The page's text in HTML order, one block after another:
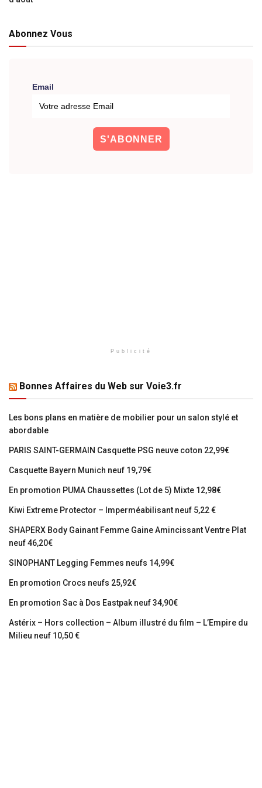
Abonnez Vous
Email
Publicité
Bonnes Affaires du Web sur Voie3.fr
Les bons plans en matière de mobilier pour un salon stylé et
abordable
PARIS SAINT-GERMAIN Casquette PSG neuve coton 22,99€
Casquette Bayern Munich neuf 19,79€
En promotion PUMA Chaussettes (Lot de 5) Mixte 12,98€
Kiwi Extreme Protector – Imperméabilisant neuf 5,22 €
SHAPERX Body Gainant Femme Gaine Amincissant Ventre Plat
neuf 46,20€
SINOPHANT Legging Femmes neufs 14,99€
En promotion Crocs neufs 25,92€
En promotion Sac à Dos Eastpak neuf 34,90€
Astérix – Hors collection – Album illustré du film – L’Empire du
Milieu neuf 10,50 €